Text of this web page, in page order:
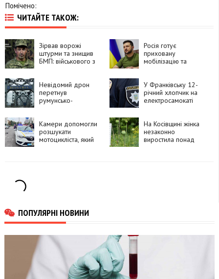
Помічено:
ЧИТАЙТЕ ТАКОЖ:
Зірвав ворожі
штурми та знищив
БМП: військового з
орденом «За
мужність»
Росія готує
приховану
мобілізацію та
із КНДР, —
Володимир
Зеленський
Невідомий дрон
перетнув
румунсько-
У Франківську 12-
річний хлопчик на
електросамокаті
Камери допомогли
розшукати
мотоцикліста, який
На Косівщині жінка
незаконно
виростила понад
ПОПУЛЯРНІ НОВИНИ